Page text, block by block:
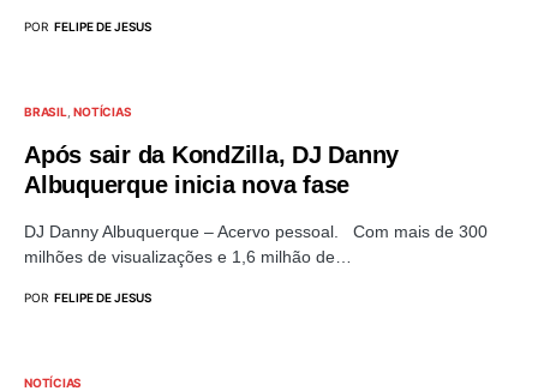
POR FELIPE DE JESUS
BRASIL NOTÍCIAS
Após sair da KondZilla, DJ Danny
Albuquerque inicia nova fase
DJ Danny Albuquerque – Acervo pessoal. Com mais de 300
milhões de visualizações e 1,6 milhão de…
POR FELIPE DE JESUS
NOTÍCIAS